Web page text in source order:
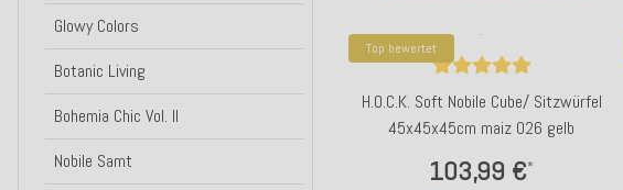
Top bewertet
H.O.C.K. Soft Nobile Cube/ Sitzwürfel
45x45x45cm maiz 026 gelb
103,99 €*
Glowy Colors
Botanic Living
Bohemia Chic Vol. II
Nobile Samt